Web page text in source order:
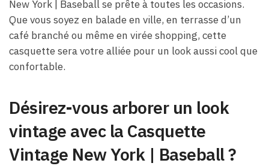
New York | Baseball se prête à toutes les occasions.
Que vous soyez en balade en ville, en terrasse d’un
café branché ou même en virée shopping, cette
casquette sera votre alliée pour un look aussi cool que
confortable.
Désirez-vous arborer un look
vintage avec la Casquette
Vintage New York | Baseball ?